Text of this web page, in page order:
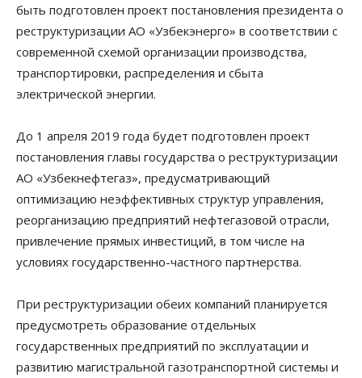
быть подготовлен проект постановления президента о
реструктуризации АО «Узбекэнерго» в соответствии с
современной схемой организации производства,
транспортировки, распределения и сбыта
электрической энергии.
До 1 апреля 2019 года будет подготовлен проект
постановления главы государства о реструктуризации
АО «Узбекнефтегаз», предусматривающий
оптимизацию неэффективных структур управления,
реорганизацию предприятий нефтегазовой отрасли,
привлечение прямых инвестиций, в том числе на
условиях государственно-частного партнерства.
При реструктуризации обеих компаний планируется
предусмотреть образование отдельных
государственных предприятий по эксплуатации и
развитию магистральной газотранспортной системы и